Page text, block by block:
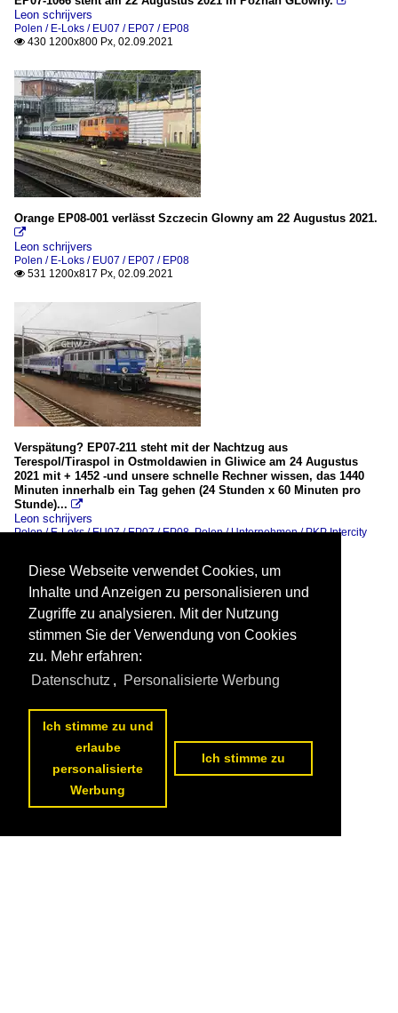
Leon schrijvers
Polen / E-Loks / EU07 / EP07 / EP08
 430 1200x800 Px, 02.09.2021
Orange EP08-001 verlässt Szczecin Glowny am 22 Augustus 2021.

Leon schrijvers
Polen / E-Loks / EU07 / EP07 / EP08
 531 1200x817 Px, 02.09.2021
Verspätung? EP07-211 steht mit der Nachtzug aus
Terespol/Tiraspol in Ostmoldawien in Gliwice am 24 Augustus
2021 mit + 1452 -und unsere schnelle Rechner wissen, das 1440
Minuten innerhalb ein Tag gehen (24 Stunden x 60 Minuten pro
Stunde)... 
Leon schrijvers
Polen / E-Loks / EU07 / EP07 / EP08,Polen / Unternehmen / PKP Intercity
Diese Webseite verwendet Cookies, um
Inhalte und Anzeigen zu personalisieren und
Zugriffe zu analysieren. Mit der Nutzung
stimmen Sie der Verwendung von Cookies
zu. Mehr erfahren:
Datenschutz , Personalisierte Werbung
Ich stimme zu und
erlaube
personalisierte
Werbung
Ich stimme zu